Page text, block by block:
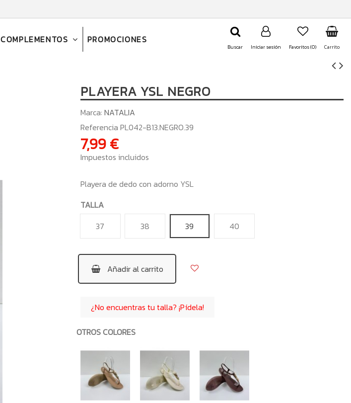
COMPLEMENTOS PROMOCIONES
Buscar Iniciar sesión Favoritos (0) Carrito
PLAYERA YSL NEGRO
Marca: NATALIA
Referencia PL042-B13.NEGRO.39
7,99 €
Impuestos incluidos
Playera de dedo con adorno YSL
TALLA
37
38 39 40
Añadir al carrito
¿No encuentras tu talla? ¡Pídela!
OTROS COLORES